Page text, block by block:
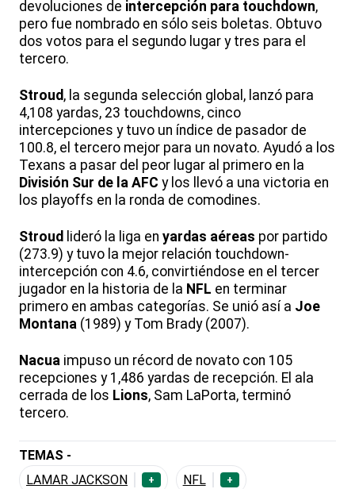
devoluciones de intercepción para touchdown,
pero fue nombrado en sólo seis boletas. Obtuvo
dos votos para el segundo lugar y tres para el
tercero.
Stroud, la segunda selección global, lanzó para
4,108 yardas, 23 touchdowns, cinco
intercepciones y tuvo un índice de pasador de
100.8, el tercero mejor para un novato. Ayudó a los
Texans a pasar del peor lugar al primero en la
División Sur de la AFC y los llevó a una victoria en
los playoffs en la ronda de comodines.
Stroud lideró la liga en yardas aéreas por partido
(273.9) y tuvo la mejor relación touchdown-
intercepción con 4.6, convirtiéndose en el tercer
jugador en la historia de la NFL en terminar
primero en ambas categorías. Se unió así a Joe
Montana (1989) y Tom Brady (2007).
Nacua impuso un récord de novato con 105
recepciones y 1,486 yardas de recepción. El ala
cerrada de los Lions, Sam LaPorta, terminó
tercero.
TEMAS -
LAMAR JACKSON
+ NFL +